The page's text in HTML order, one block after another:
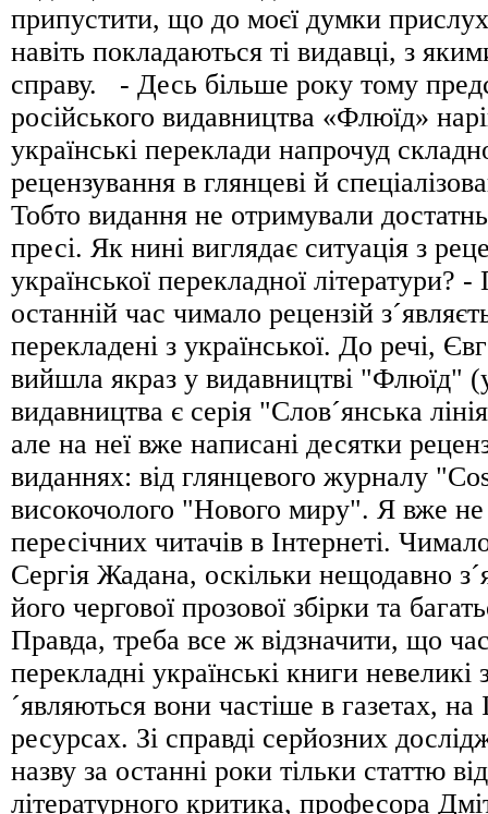
припустити, що до моєї думки
навіть покладаються ті видавці, з
справу. - Десь більше року тому
російського видавництва «Флюїд»
українські переклади напрочуд
рецензування в глянцеві й
Тобто видання не отримували
пресі. Як нині виглядає ситуація з
української перекладної літератури?
останнiй час чимало рецензій
перекладені з української. До речі,
вийшла якраз у видавництві "Флюїд"
видавництва є серія "Слов´янська
але на неї вже написані десятки
виданнях: від глянцевого журналу
високочолого "Нового миру". Я вже
пересічних читачів в Інтернеті.
Сергія Жадана, оскільки нещодавно
його чергової прозової збiрки та
Правда, треба все ж відзначити, що
перекладні українські книги невеликі
´являються вони частіше в газетах, на
ресурсах. Зі справді серйозних
назву за останні роки тільки статтю
літературного критика, професора